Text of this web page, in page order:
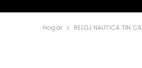
Hogar RELOJ NAUTICA TIN